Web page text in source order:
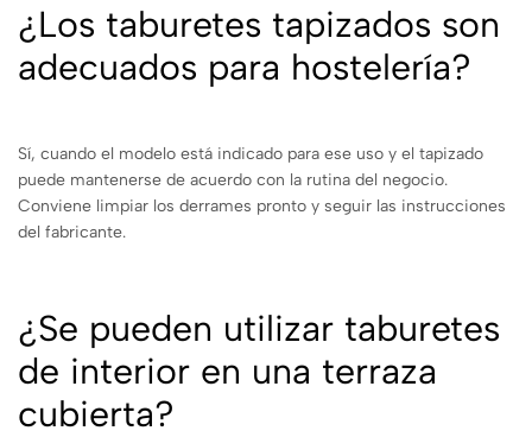
¿Los taburetes tapizados son
adecuados para hostelería?
Sí, cuando el modelo está indicado para ese uso y el tapizado
puede mantenerse de acuerdo con la rutina del negocio.
Conviene limpiar los derrames pronto y seguir las instrucciones
del fabricante.
¿Se pueden utilizar taburetes
de interior en una terraza
cubierta?